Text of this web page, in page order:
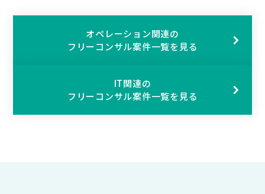
オペレーション関連の
フリーコンサル案件一覧を見る
IT関連の
フリーコンサル案件一覧を見る